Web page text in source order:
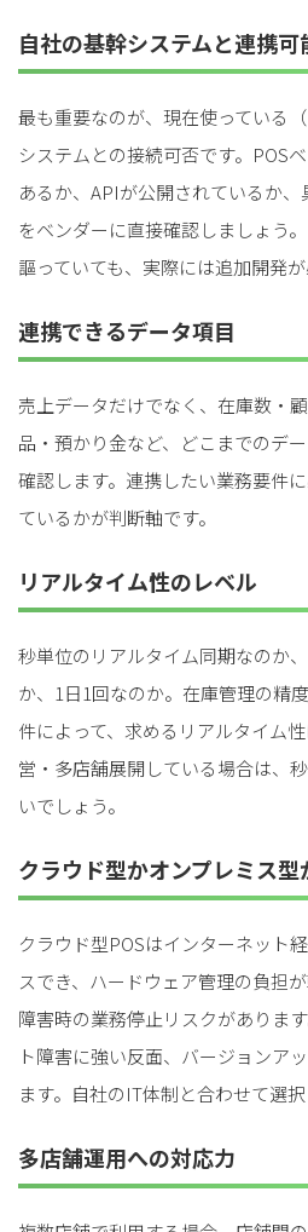
自社の基幹システムと連携可
最も重要なのが、現在使っている
システムとの接続可否です。POS
あるか、APIが公開されているか
をベンダーに直接確認しましょう
謳っていても、実際には追加開発
連携できるデータ項目
売上データだけでなく、在庫数・
品・預かり金など、どこまでのデ
確認します。連携したい業務要件
ているかが判断軸です。
リアルタイム性のレベル
秒単位のリアルタイム同期なのか
か、1日1回なのか。在庫管理の精
件によって、求めるリアルタイム
営・多店舗展開している場合は、
いでしょう。
クラウド型かオンプレミス型
クラウド型POSはインターネット
スでき、ハードウェア管理の負担
障害時の業務停止リスクがありま
ト障害に強い反面、バージョンア
ます。自社のIT体制と合わせて選択
多店舗運用への対応力